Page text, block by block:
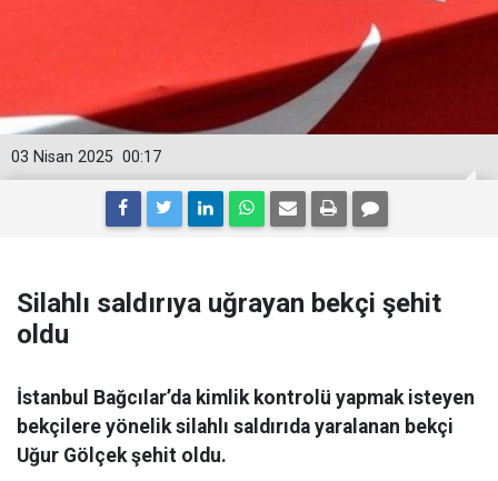
00:17
03 Nisan 2025
Silahlı saldırıya uğrayan bekçi şehit
oldu
İstanbul Bağcılar’da kimlik kontrolü yapmak isteyen
bekçilere yönelik silahlı saldırıda yaralanan bekçi
Uğur Gölçek şehit oldu.